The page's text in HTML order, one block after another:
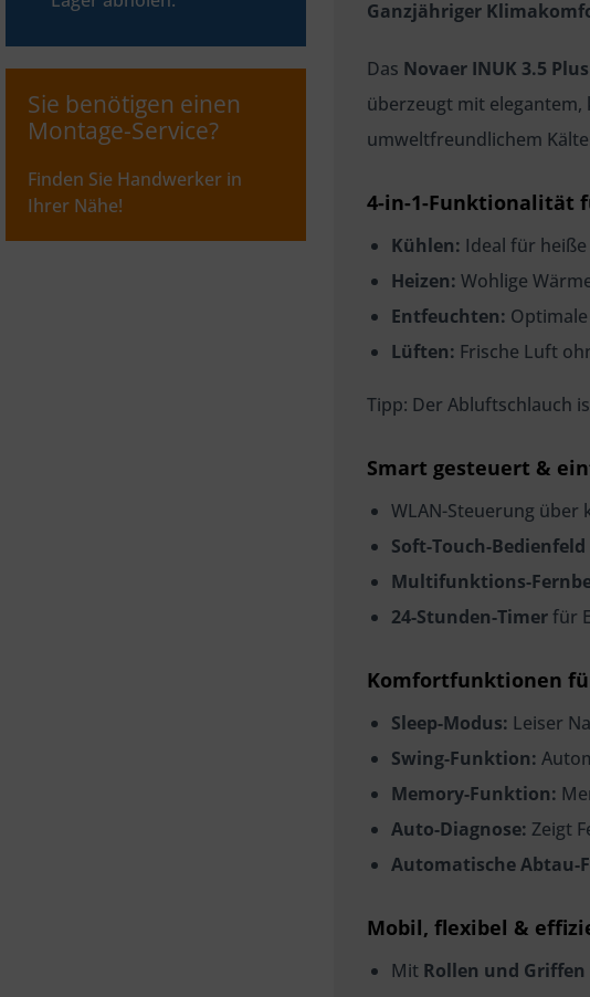
Sie benötigen einen
Montage-Service?
Finden Sie Handwerker in
Ihrer Nähe!
Ganzjähriger
Das Novaer INUK 3.5 Plus
überzeugt mit
umweltfreundlichem
4-in-1-Funktionalität
Kühlen: Ideal für heiße
Heizen: Wohlige
Entfeuchten:
Lüften: Frische Luft
Tipp: Der Abluftschlauch
Smart gesteuert &
WLAN-Steuerung über
Soft-Touch-Bedienfeld
Multifunktions-
24-Stunden-Timerfür
Komfortfunktionen
Sleep-Modus: Leiser
Swing-Funktion:
Memory-Funktion:
Auto-Diagnose: Zeigt
Automatische Abtau-
Mobil, flexibel &
Mit Rollen und Griffen